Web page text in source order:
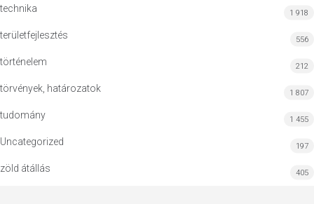
technika 1 918
területfejlesztés 556
történelem 212
törvények, határozatok 1 807
tudomány 1 455
Uncategorized 197
zöld átállás 405